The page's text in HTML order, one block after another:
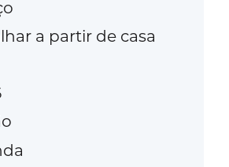
a partir de casa